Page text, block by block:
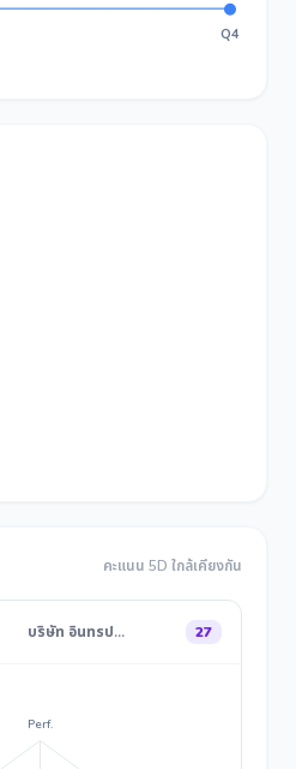
Q4
คะแนน 5D ใกล้เคียงกัน
บริษัท อินทรป… 27
Perf.